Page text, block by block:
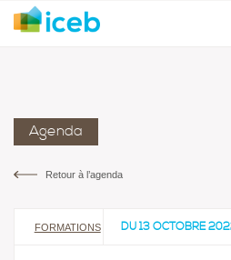
Agenda
Retour à l’agenda
FORMATIONS DU 13 OCTOBRE